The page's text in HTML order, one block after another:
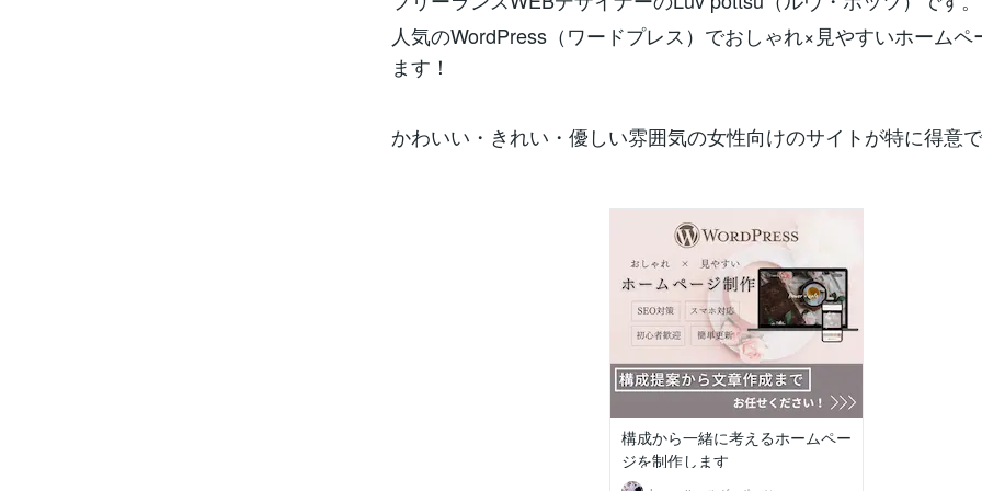
人気のWordPress（ワードプレス）でおしゃれ×見やすいホームペ
ます！
かわいい・きれい・優しい雰囲気の女性向けのサイトが特に得意で
構成から一緒に考えるホームペー
ジを制作します